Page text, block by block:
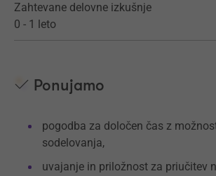
Zahtevane delovne izkušnje
0 - 1 leto
Ponujamo
pogodba za določen čas z
sodelovanja,
uvajanje in priložnost za priučitev